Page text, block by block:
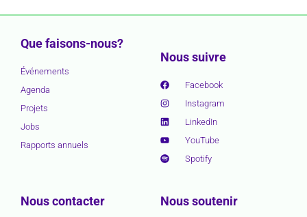
Que faisons-nous?
Événements
Agenda
Projets
Jobs
Rapports annuels
Nous suivre
Facebook
Instagram
LinkedIn
YouTube
Spotify
Nous contacter Nous soutenir